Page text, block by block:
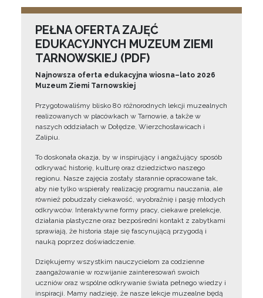
PEŁNA OFERTA ZAJĘĆ
EDUKACYJNYCH MUZEUM ZIEMI
TARNOWSKIEJ (PDF)
Najnowsza oferta edukacyjna wiosna–lato 2026
Muzeum Ziemi Tarnowskiej
Przygotowaliśmy blisko 80 różnorodnych lekcji muzealnych
realizowanych w placówkach w Tarnowie, a także w
naszych oddziałach w Dołędze, Wierzchosławicach i
Zalipiu.
To doskonała okazja, by w inspirujący i angażujący sposób
odkrywać historię, kulturę oraz dziedzictwo naszego
regionu. Nasze zajęcia zostały starannie opracowane tak,
aby nie tylko wspierały realizację programu nauczania, ale
również pobudzały ciekawość, wyobraźnię i pasję młodych
odkrywców. Interaktywne formy pracy, ciekawe prelekcje,
działania plastyczne oraz bezpośredni kontakt z zabytkami
sprawiają, że historia staje się fascynującą przygodą i
nauką poprzez doświadczenie.
Dziękujemy wszystkim nauczycielom za codzienne
zaangażowanie w rozwijanie zainteresowań swoich
uczniów oraz wspólne odkrywanie świata pełnego wiedzy i
inspiracji. Mamy nadzieję, że nasze lekcje muzealne będą